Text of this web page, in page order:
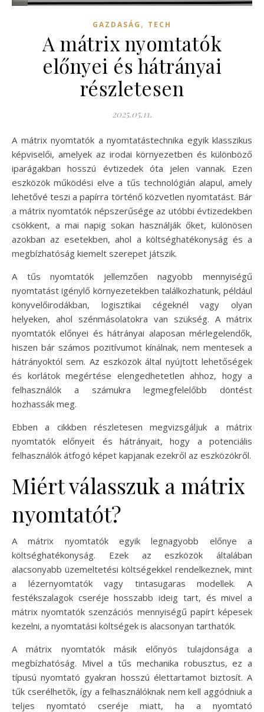
GAZDASÁG , TECH
A mátrix nyomtatók
előnyei és hátrányai
részletesen
2025.05.11.
A mátrix nyomtatók a nyomtatástechnika egyik klasszikus
képviselői, amelyek az irodai környezetben és különböző
iparágakban hosszú évtizedek óta jelen vannak. Ezen
eszközök működési elve a tűs technológián alapul, amely
lehetővé teszi a papírra történő közvetlen nyomtatást. Bár
a mátrix nyomtatók népszerűsége az utóbbi évtizedekben
csökkent, a mai napig sokan használják őket, különösen
azokban az esetekben, ahol a költséghatékonyság és a
megbízhatóság kiemelt szerepet játszik.
A tűs nyomtatók jellemzően nagyobb mennyiségű
nyomtatást igénylő környezetekben találkozhatunk, például
könyvelőirodákban, logisztikai cégeknél vagy olyan
helyeken, ahol szénmásolatokra van szükség. A mátrix
nyomtatók előnyei és hátrányai alaposan mérlegelendők,
hiszen bár számos pozitívumot kínálnak, nem mentesek a
hátrányoktól sem. Az eszközök által nyújtott lehetőségek
és korlátok megértése elengedhetetlen ahhoz, hogy a
felhasználók a számukra legmegfelelőbb döntést
hozhassák meg.
Ebben a cikkben részletesen megvizsgáljuk a mátrix
nyomtatók előnyeit és hátrányait, hogy a potenciális
felhasználók átfogó képet kapjanak ezekről az eszközökről.
Miért válasszuk a mátrix
nyomtatót?
A mátrix nyomtatók egyik legnagyobb előnye a
költséghatékonyság. Ezek az eszközök általában
alacsonyabb üzemeltetési költségekkel rendelkeznek, mint
a lézernyomtatók vagy tintasugaras modellek. A
festékszalagok cseréje hosszabb ideig tart, és mivel a
mátrix nyomtatók szenzációs mennyiségű papírt képesek
kezelni, a nyomtatási költségek is alacsonyan tarthatók.
A mátrix nyomtatók másik előnyös tulajdonsága a
megbízhatóság. Mivel a tűs mechanika robusztus, ez a
típusú nyomtató gyakran hosszú élettartamot biztosít. A
tűk cserélhetők, így a felhasználóknak nem kell aggódniuk a
teljes nyomtató cseréje miatt, ha a nyomtató